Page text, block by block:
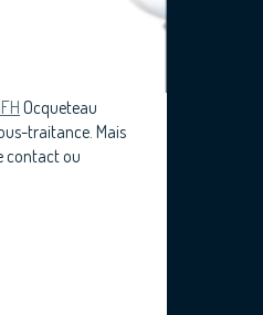
Ocqueteau
traitance. Mais
contact ou